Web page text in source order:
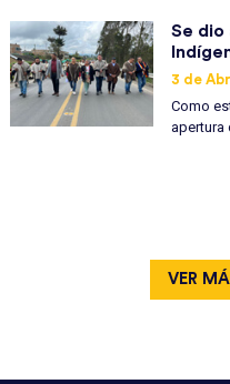
Se dio
3 de
Como
apertura
VER